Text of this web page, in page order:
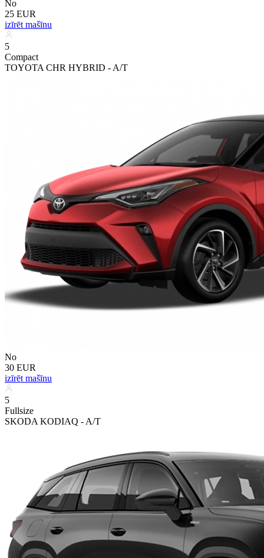
No
25 EUR
izīrēt mašīnu
5
Compact
TOYOTA CHR HYBRID - A/T
No
30 EUR
izīrēt mašīnu
5
Fullsize
SKODA KODIAQ - A/T